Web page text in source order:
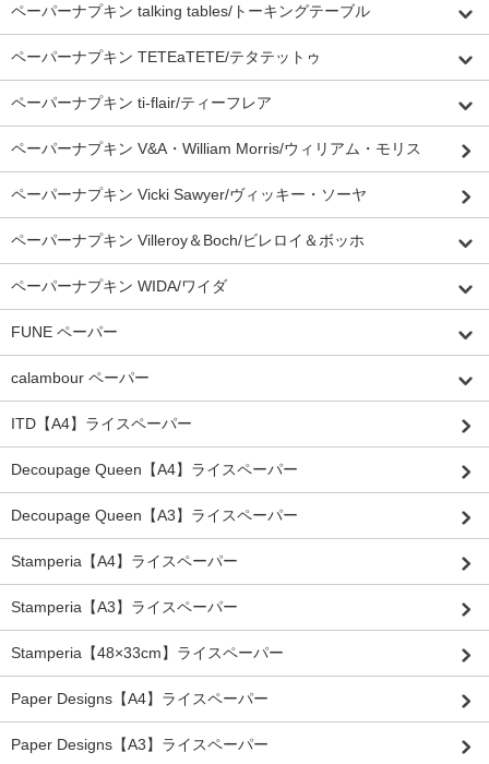
ペーパーナプキン talking tables/トーキングテーブル
ペーパーナプキン TETEaTETE/テタテットゥ
ペーパーナプキン ti-flair/ティーフレア
ペーパーナプキン V&A・William Morris/ウィリアム・モリス
ペーパーナプキン Vicki Sawyer/ヴィッキー・ソーヤ
ペーパーナプキン Villeroy＆Boch/ビレロイ＆ボッホ
ペーパーナプキン WIDA/ワイダ
FUNE ペーパー
calambour ペーパー
ITD【A4】ライスペーパー
Decoupage Queen【A4】ライスペーパー
Decoupage Queen【A3】ライスペーパー
Stamperia【A4】ライスペーパー
Stamperia【A3】ライスペーパー
Stamperia【48×33cm】ライスペーパー
Paper Designs【A4】ライスペーパー
Paper Designs【A3】ライスペーパー